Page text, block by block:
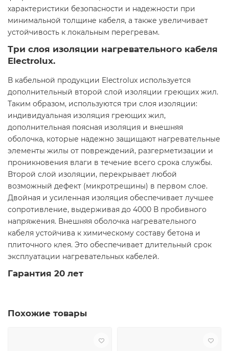
характеристики безопасности и надежности при
минимальной толщине кабеля, а также увеличивает
устойчивость к локальным перегревам.
Три слоя изоляции нагревательного кабеля
Electrolux.
В кабельной продукции Electrolux используется
дополнительный второй слой изоляции греющих жил.
Таким образом, используются три слоя изоляции:
индивидуальная изоляция греющих жил,
дополнительная поясная изоляция и внешняя
оболочка, которые надежно защищают нагревательные
элементы жилы от повреждений, разгерметизации и
проникновения влаги в течение всего срока службы.
Второй слой изоляции, перекрывает любой
возможный дефект (микротрещины) в первом слое.
Двойная и усиленная изоляция обеспечивает лучшее
сопротивление, выдерживая до 4000 В пробивного
напряжения. Внешняя оболочка нагревательного
кабеля устойчива к химическому составу бетона и
плиточного клея. Это обеспечивает длительный срок
эксплуатации нагревательных кабелей.
Гарантия 20 лет
Похожие товары